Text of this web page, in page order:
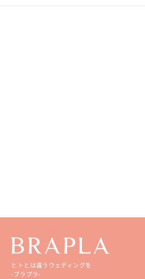
ヒトとは違うウェディングを
-ブラプラ-